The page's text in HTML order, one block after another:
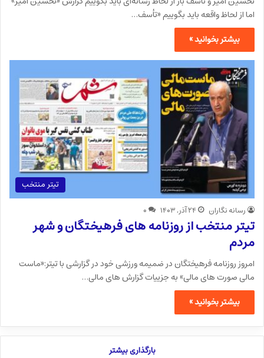
اما از لحاظ واقعه باید بگوییم «تأسف…
بیشتر بخوانید »
تیتر منتخب
رسانه نگاران ۲۴ آذر, ۱۴۰۳ ۰
تیتر منتخب از روزنامه های فرهیختگان و شهر
مردم
امروز روزنامه فرهیختگان در ضمیمه ورزشی خود در گزارشی با تیتر:«ماست
مالی صورت های مالی» به جزییات گزارش های مالی…
بیشتر بخوانید »
بارگذاری بیشتر